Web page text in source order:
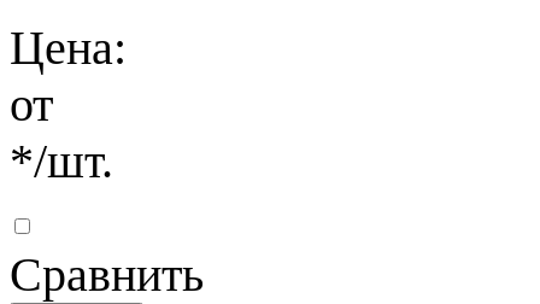
Цена:
от
*/шт.
Сравнить